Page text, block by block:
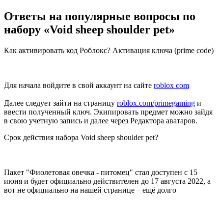
Ответы на популярные вопросы по
набору «Void sheep shoulder pet»
Как активировать код Роблокс? Активация ключа (prime code)
Для начала войдите в свой аккаунт на сайте roblox com
Далее следует зайти на страницу roblox.com/primegaming и
ввести полученный ключ. Экипировать предмет можно зайдя
в свою учeтную запись и далее через Редактора аватаров.
Срок действия набора Void sheep shoulder pet?
Пакет "Фиолетовая овечка - питомец" стал доступен с 15
июня и будет официально действителен до 17 августа 2022, а
вот не официально на нашей странице – ещё долго